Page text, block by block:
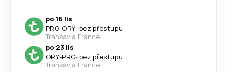
po 16 lis
PRG-ORY· bez přestupu
Transavia France
po 23 lis
ORY-PRG· bez přestupu
Transavia France